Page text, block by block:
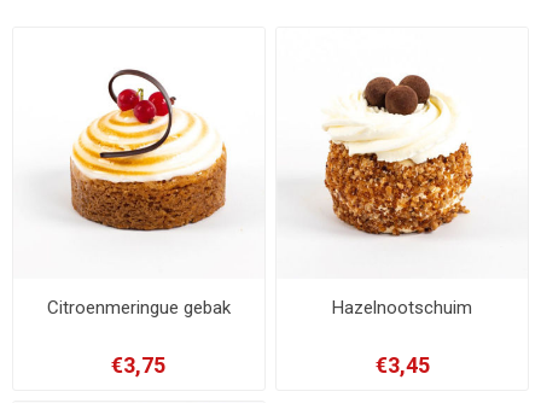
Citroenmeringue gebak
€3,75
Hazelnootschuim
€3,45